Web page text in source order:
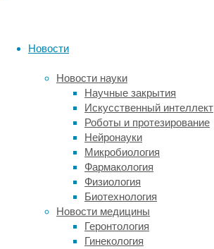
Новости
Новости науки
Научные закрытия
Искусственный интеллект
Роботы и протезирование
Нейронауки
Микробиология
Фармакология
Физиология
Биотехнология
Новости медицины
Геронтология
Гинекология
в
фармацевтики
медицины
Университета
Колорадо
(США)
решили
проверить
витамины
беременных